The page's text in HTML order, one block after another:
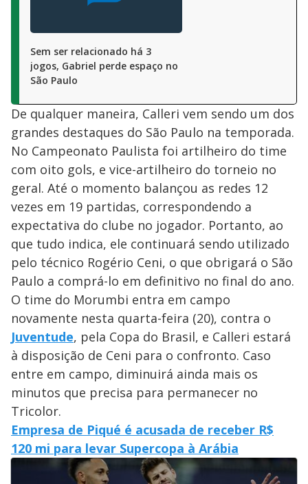
Sem ser relacionado há 3
jogos, Gabriel perde espaço no
São Paulo
De qualquer maneira, Calleri vem sendo um dos
grandes destaques do São Paulo na temporada.
No Campeonato Paulista foi artilheiro do time
com oito gols, e vice-artilheiro do torneio no
geral. Até o momento balançou as redes 12
vezes em 19 partidas, correspondendo a
expectativa do clube no jogador. Portanto, ao
que tudo indica, ele continuará sendo utilizado
pelo técnico Rogério Ceni, o que obrigará o São
Paulo a comprá-lo em definitivo no final do ano.
O time do Morumbi entra em campo
novamente nesta quarta-feira (20), contra o
Juventude, pela Copa do Brasil, e Calleri estará
à disposição de Ceni para o confronto. Caso
entre em campo, diminuirá ainda mais os
minutos que precisa para permanecer no
Tricolor.
Empresa de Piqué é acusada de receber R$
120 mi para levar Supercopa à Arábia